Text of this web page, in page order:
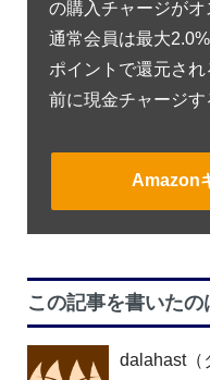
の購入チャージがオ
通常会員は最大
ポイントで還元さ
前に現金チャージす
Amazon
この記事を書いたの
dalahast（